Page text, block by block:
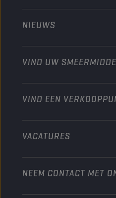
Moto’s & ATV
Industrie
Scheepvaart
Technology
Ontdek onze
Personenwagens
Motorfiets
Heavy-Duty
NIEUWS
VIND UW
VIND EEN
VACATURES
NEEM CONTACT MET